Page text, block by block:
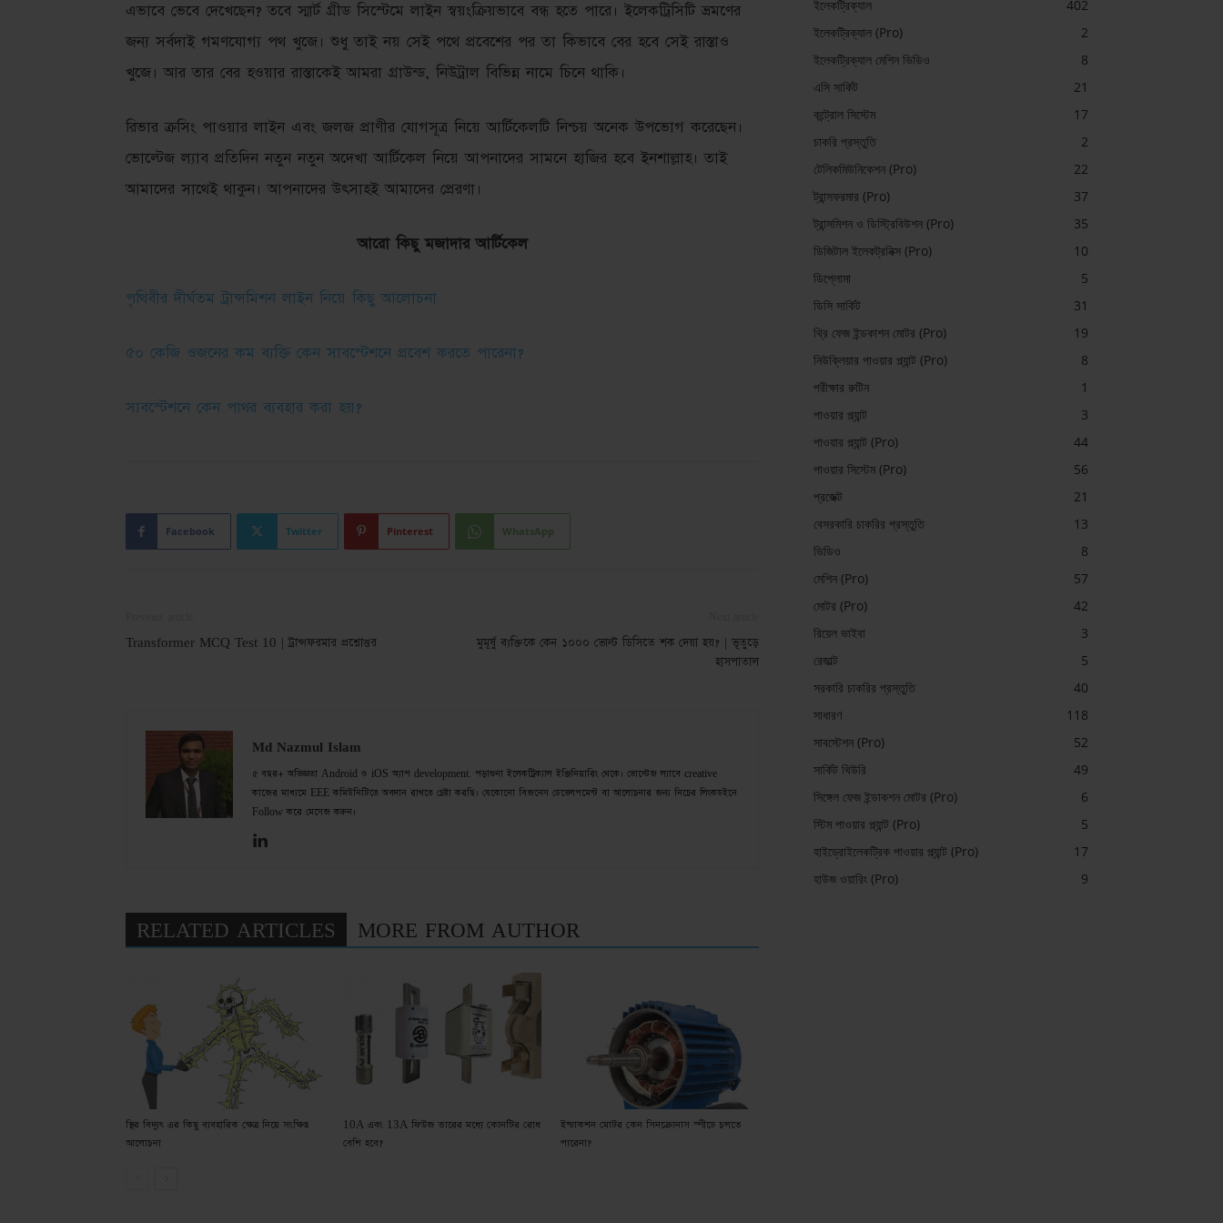
এভাবে ভেবে দেখেছেন? তবে স্মার্ট গ্রীড সিস্টেমে লাইন স্বয়ংক্রিয়ভাবে বন্ধ হতে পারে। ইলেকট্রিসিটি ভ্রমণের
জন্য সর্বদাই গমণযোগ্য পথ খুজে। শুধু তাই নয় সেই পথে প্রবেশের পর তা কিভাবে বের হবে সেই রাস্তাও
খুজে। আর তার বের হওয়ার রাস্তাকেই আমরা গ্রাউন্ড, নিউট্রাল বিভিন্ন নামে চিনে থাকি।
রিভার ক্রসিং পাওয়ার লাইন এবং জলজ প্রাণীর যোগসূত্র নিয়ে আর্টিকেলটি নিশ্চয় অনেক উপভোগ করেছেন।
ভোল্টেজ ল্যাব প্রতিদিন নতুন নতুন অদেখা আর্টিকেল নিয়ে আপনাদের সামনে হাজির হবে ইনশাল্লাহ। তাই
আমাদের সাথেই থাকুন। আপনাদের উৎসাহই আমাদের প্রেরণা।
আরো কিছু মজাদার আর্টিকেল
পৃথিবীর দীর্ঘতম ট্রান্সমিশন লাইন নিয়ে কিছু আলোচনা
৫০ কেজি ওজনের কম ব্যক্তি কেন সাবস্টেশনে প্রবেশ করতে পারেনা?
সাবস্টেশনে কেন পাথর ব্যবহার করা হয়?
Facebook Twitter Pinterest WhatsApp
Transformer MCQ Test 10 | ট্রান্সফরমার প্রশ্নোত্তর
মুমূর্ষু ব্যক্তিকে কেন ১০০০ ভোল্ট ডিসিতে শক দেয়া হয়? | ভূতুড়ে
হাসপাতাল
Md Nazmul Islam
৫ বছর+ অভিজ্ঞতা Android ও iOS অ্যাপ development. পড়াশুনা ইলেকট্রিক্যাল ইঞ্জিনিয়ারিং থেকে। ভোল্টেজ ল্যাবে creative
কাজের মাধ্যমে EEE কমিউনিটিতে অবদান রাখতে চেষ্টা করছি। যেকোনো বিজনেস ডেভেলপমেন্ট বা আলোচনার জন্য নিচের লিংকডইনে
Follow করে মেসেজ করুন।
RELATED ARTICLES MORE FROM AUTHOR
স্থির বিদ্যুৎ এর কিছু ব্যবহারিক ক্ষেত্র নিয়ে সংক্ষিপ্ত
আলোচনা
10A এবং 13A ফিউজ তারের মধ্যে কোনটির রোধ
বেশি হবে?
ইন্ডাকশন মোটর কেন সিনক্রোনাস স্পীডে চলতে
পারেনা?
ইলেকট্রিক্যাল
402
ইলেকট্রিক্যাল (Pro)
2
ইলেকট্রিক্যাল মেশিন ভিডিও
8
এসি সার্কিট
21
কন্ট্রোল সিস্টেম
17
চাকরি প্রস্তুতি
2
টেলিকমিউনিকেশন (Pro)
22
ট্রান্সফরমার (Pro)
37
ট্রান্সমিশন ও ডিস্ট্রিবিউশন (Pro)
35
ডিজিটাল ইলেকট্রনিক্স (Pro)
10
ডিপ্লোমা
5
ডিসি সার্কিট
31
থ্রি ফেজ ইন্ডকাশন মোটর (Pro)
19
নিউক্লিয়ার পাওয়ার প্ল্যান্ট (Pro)
8
পরীক্ষার রুটিন
1
পাওয়ার প্ল্যান্ট
3
পাওয়ার প্ল্যান্ট (Pro)
44
পাওয়ার সিস্টেম (Pro)
56
প্রজেক্ট
21
বেসরকারি চাকরির প্রস্তুতি
13
ভিডিও
8
মেশিন (Pro)
57
মোটর (Pro)
42
রিয়েল ভাইবা
3
রেজাল্ট
5
সরকারি চাকরির প্রস্তুতি
40
সাধারণ
118
সাবস্টেশন (Pro)
52
সার্কিট থিউরি
49
সিঙ্গেল ফেজ ইন্ডাকশন মোটর (Pro)
6
স্টিম পাওয়ার প্ল্যান্ট (Pro)
5
হাইড্রোইলেকট্রিক পাওয়ার প্ল্যান্ট (Pro)
17
হাউজ ওয়ারিং (Pro)
9